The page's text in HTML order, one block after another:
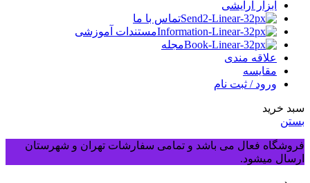
ابزار آرایشی
تماس با ما
مستندات آموزشی
مجله
علاقه مندی
مقایسه
ورود / ثبت نام
سبد خرید
بستن
فروشگاه فعال می باشد و تمامی سفارشات تهران و شهرستان
ارسال میشود.